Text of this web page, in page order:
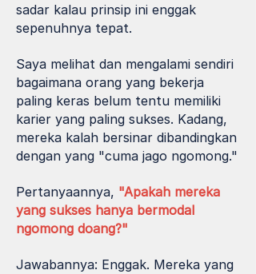
sadar kalau prinsip ini enggak
sepenuhnya tepat.
Saya melihat dan mengalami sendiri
bagaimana orang yang bekerja
paling keras belum tentu memiliki
karier yang paling sukses. Kadang,
mereka kalah bersinar dibandingkan
dengan yang "cuma jago ngomong."
Pertanyaannya, "Apakah mereka
yang sukses hanya bermodal
ngomong doang?"
Jawabannya: Enggak. Mereka yang